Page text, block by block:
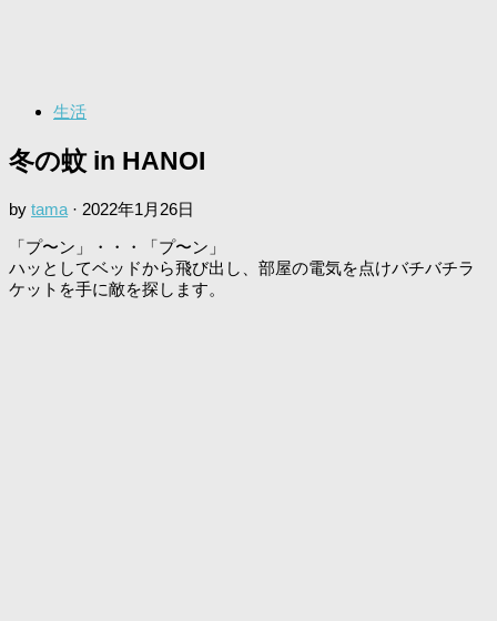
生活
冬の蚊 in HANOI
by tama · 2022年1月26日
「プ〜ン」・・・「プ〜ン」
ハッとしてベッドから飛び出し、部屋の電気を点けバチバチラ
ケットを手に敵を探します。